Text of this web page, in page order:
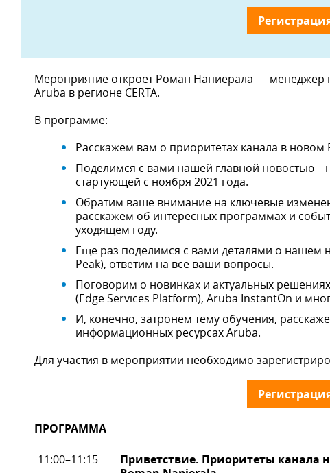
Мероприятие откроет Роман Напиерала — менеджер
Aruba в регионе CERTA.
В программе:
Расскажем вам о приоритетах канала в новом
Поделимся с вами нашей главной новостью
стартующей с ноября 2021 года.
Обратим ваше внимание на ключевые
расскажем об интересных программах и
уходящем году.
Еще раз поделимся с вами деталями о
Peak), ответим на все ваши вопросы.
Поговорим о новинках и актуальных
(Edge Services Platform), Aruba InstantOn и
И, конечно, затронем тему обучения,
информационных ресурсах Aruba.
Для участия в мероприятии необходимо
ПРОГРАММА
11:00–11:15
Приветствие. Приоритеты канала